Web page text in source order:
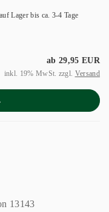
Lager bis ca. 3-4 Tage
ab 29,95 EUR
inkl. 19% MwSt. zzgl. Versand